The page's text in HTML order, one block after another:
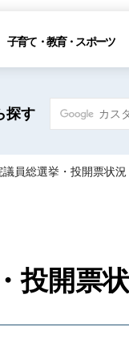
子育て・教育・スポーツ
探す
員総選挙・投開票状況
投開票